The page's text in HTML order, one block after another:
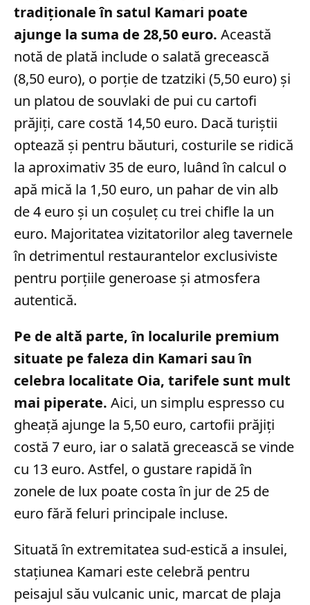
tradiționale în satul Kamari poate
ajunge la suma de 28,50 euro. Această
notă de plată include o salată grecească
(8,50 euro), o porție de tzatziki (5,50 euro) și
un platou de souvlaki de pui cu cartofi
prăjiți, care costă 14,50 euro. Dacă turiștii
optează și pentru băuturi, costurile se ridică
la aproximativ 35 de euro, luând în calcul o
apă mică la 1,50 euro, un pahar de vin alb
de 4 euro și un coșuleț cu trei chifle la un
euro. Majoritatea vizitatorilor aleg tavernele
în detrimentul restaurantelor exclusiviste
pentru porțiile generoase și atmosfera
autentică.
Pe de altă parte, în localurile premium
situate pe faleza din Kamari sau în
celebra localitate Oia, tarifele sunt mult
mai piperate. Aici, un simplu espresso cu
gheață ajunge la 5,50 euro, cartofii prăjiți
costă 7 euro, iar o salată grecească se vinde
cu 13 euro. Astfel, o gustare rapidă în
zonele de lux poate costa în jur de 25 de
euro fără feluri principale incluse.
Situată în extremitatea sud-estică a insulei,
stațiunea Kamari este celebră pentru
peisajul său vulcanic unic, marcat de plaja